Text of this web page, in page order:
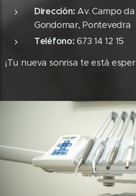
Dirección: Av. Campo
Gondomar, Pontevedra
Teléfono: 673 14 12 15
¡Tu nueva sonrisa te está